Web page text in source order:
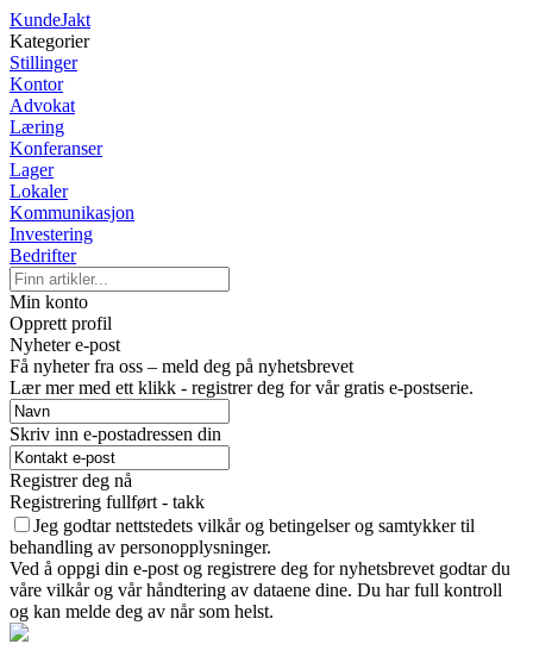
KundeJakt
Kategorier
Stillinger
Kontor
Advokat
Læring
Konferanser
Lager
Lokaler
Kommunikasjon
Investering
Bedrifter
Min konto
Opprett profil
Nyheter e-post
Få nyheter fra oss – meld deg på nyhetsbrevet
Lær mer med ett klikk - registrer deg for vår gratis e-postserie.
Skriv inn e-postadressen din
Registrer deg nå
Registrering fullført - takk
Jeg godtar nettstedets vilkår og betingelser og samtykker til
behandling av personopplysninger.
Ved å oppgi din e-post og registrere deg for nyhetsbrevet godtar du
våre vilkår og vår håndtering av dataene dine. Du har full kontroll
og kan melde deg av når som helst.